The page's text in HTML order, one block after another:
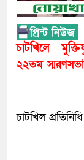
চাটখিলে
২২তম
চাটখিল প্রতিনিধি